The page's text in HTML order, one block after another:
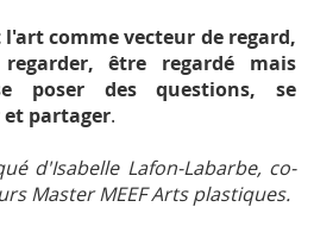
comme vecteur de regard,
être regardé mais
poser des questions, se
partager.
d'Isabelle Lafon-Labarbe, co-
Master MEEF Arts plastiques.